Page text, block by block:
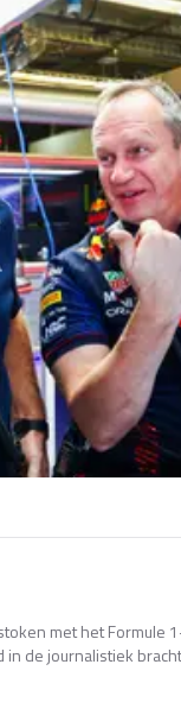
met het Formule
de journalistiek